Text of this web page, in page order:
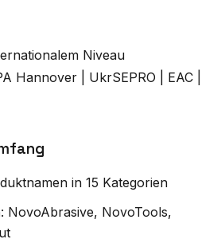
Niveau
Hannover | UkrSEPRO | EAC |
in 15 Kategorien
NovoAbrasive, NovoTools,